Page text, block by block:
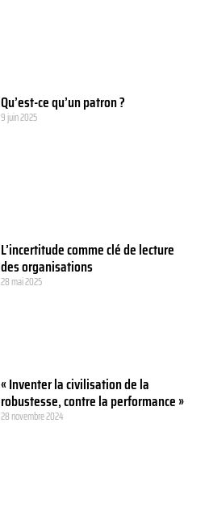
Qu’est-ce qu’un patron ?
9 juin 2025
L’incertitude comme clé de lecture
des organisations
28 mai 2025
« Inventer la civilisation de la
robustesse, contre la performance »
28 novembre 2024